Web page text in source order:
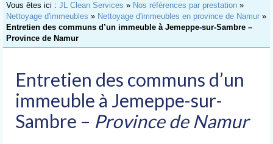
Accueil
Nettoyage
de Bureaux
Nettoyage
d’Immeubles
Nettoyage
de Commerces
Vous êtes ici : JL Clean Services » Nos références par prestation »
Nettoyage d'immeubles » Nettoyage d'immeubles en province de Namur »
Entretien des communs d’un immeuble à Jemeppe-sur-Sambre –
Province de Namur
Entretien des communs d’un
immeuble à Jemeppe-sur-
Sambre – Province de Namur